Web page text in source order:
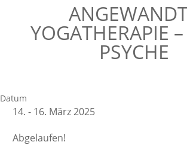
YOGATHERAPIE
PSYCHE
Datum
14. - 16. März 2025
Abgelaufen!